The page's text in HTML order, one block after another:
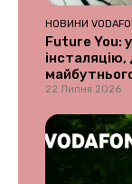
НОВИНИ
Future You:
22 Липня 2026